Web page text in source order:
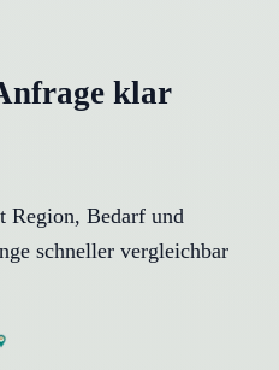
klar
Region, Bedarf und
schneller vergleichbar